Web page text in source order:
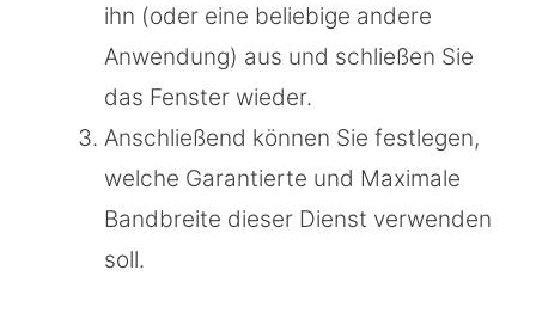
ihn (oder eine beliebige andere
Anwendung) aus und schließen Sie
das Fenster wieder.
Anschließend können Sie festlegen,
welche Garantierte und Maximale
Bandbreite dieser Dienst verwenden
soll.